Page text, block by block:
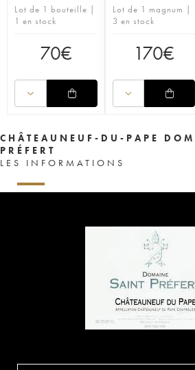
Lot de 1 bouteille |
1 en stock
70€
Lot de 1 magnum |
3 en stock
170€
CHÂTEAUNEUF-DU-PAPE
PRÉFERT
LES INFORMATIONS